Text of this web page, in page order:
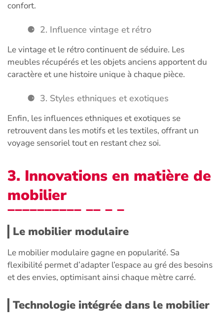
confort.
2. Influence vintage et rétro
Le vintage et le rétro continuent de séduire. Les
meubles récupérés et les objets anciens apportent du
caractère et une histoire unique à chaque pièce.
3. Styles ethniques et exotiques
Enfin, les influences ethniques et exotiques se
retrouvent dans les motifs et les textiles, offrant un
voyage sensoriel tout en restant chez soi.
3. Innovations en matière de
mobilier
Le mobilier modulaire
Le mobilier modulaire gagne en popularité. Sa
flexibilité permet d’adapter l’espace au gré des besoins
et des envies, optimisant ainsi chaque mètre carré.
Technologie intégrée dans le mobilier